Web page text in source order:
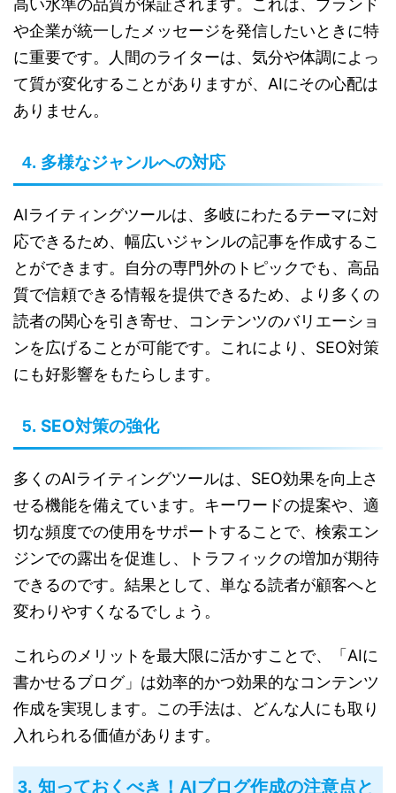
高い水準の品質が保証されます。これは、ブランド
や企業が統一したメッセージを発信したいときに特
に重要です。人間のライターは、気分や体調によっ
て質が変化することがありますが、AIにその心配は
ありません。
4. 多様なジャンルへの対応
AIライティングツールは、多岐にわたるテーマに対
応できるため、幅広いジャンルの記事を作成するこ
とができます。自分の専門外のトピックでも、高品
質で信頼できる情報を提供できるため、より多くの
読者の関心を引き寄せ、コンテンツのバリエーショ
ンを広げることが可能です。これにより、SEO対策
にも好影響をもたらします。
5. SEO対策の強化
多くのAIライティングツールは、SEO効果を向上さ
せる機能を備えています。キーワードの提案や、適
切な頻度での使用をサポートすることで、検索エン
ジンでの露出を促進し、トラフィックの増加が期待
できるのです。結果として、単なる読者が顧客へと
変わりやすくなるでしょう。
これらのメリットを最大限に活かすことで、「AIに
書かせるブログ」は効率的かつ効果的なコンテンツ
作成を実現します。この手法は、どんな人にも取り
入れられる価値があります。
3. 知っておくべき！AIブログ作成の注意点と